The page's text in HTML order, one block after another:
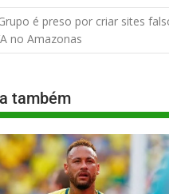
é preso por criar sites
no Amazonas
também